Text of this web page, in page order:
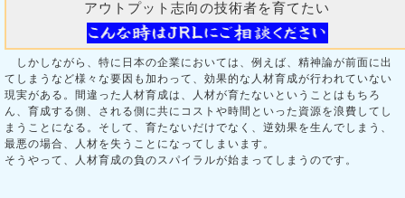
アウトプット志向の技術者を育てたい
しかしながら、特に日本の企業においては、例えば、精神論が前面に出
てしまうなど様々な要因も加わって、効果的な人材育成が行われていない
現実がある。間違った人材育成は、人材が育たないということはもちろ
ん、育成する側、される側に共にコストや時間といった資源を浪費してし
まうことになる。そして、育たないだけでなく、逆効果を生んでしまう、
最悪の場合、人材を失うことになってしまいます。
そうやって、人材育成の負のスパイラルが始まってしまうのです。